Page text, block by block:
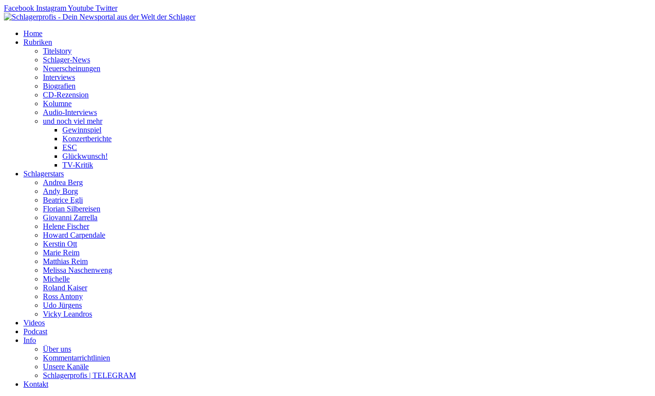
Zum
Inhalt
Facebook InstagramYoutube Twitter
Home
Rubriken
Titelstory
Schlager-News
Neuerscheinungen
Interviews
Biografien
CD-Rezension
Kolumne
Audio-Interviews
und noch viel mehr
Gewinnspiel
Konzertberichte
ESC
Glückwunsch!
TV-Kritik
Schlagerstars
Andrea Berg
Andy Borg
Beatrice Egli
Florian Silbereisen
Giovanni Zarrella
Helene Fischer
Howard Carpendale
Kerstin Ott
Marie Reim
Matthias Reim
Melissa Naschenweng
Michelle
Roland Kaiser
Ross Antony
Udo Jürgens
Vicky Leandros
Videos
Podcast
Info
Über uns
Kommentarrichtlinien
Unsere Kanäle
Schlagerprofis | TELEGRAM
Kontakt